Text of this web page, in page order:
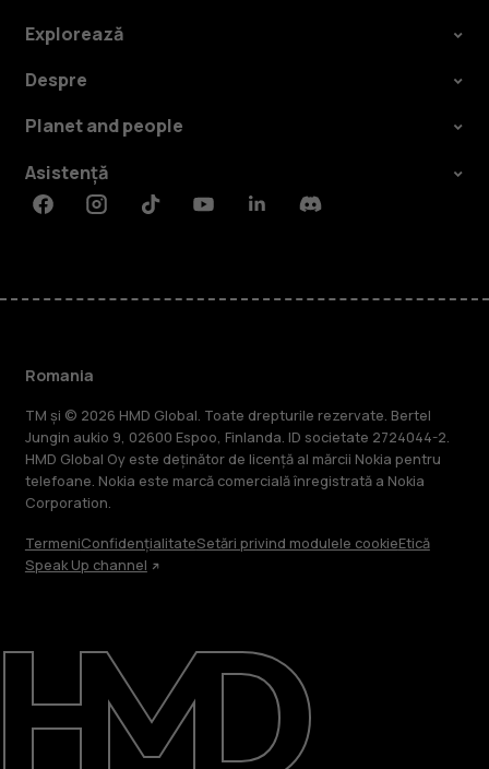
Despre
Repară, reutilizează, reciclează
Asistență
Explorează
Despre
Planet and people
Asistență
FacebookInstagramTiktokYoutubeLinkedinDiscord
Romania
TM și © 2026 HMD Global. Toate drepturile rezervate. Bertel
Jungin aukio 9, 02600 Espoo, Finlanda. ID societate 2724044-2.
HMD Global Oy este deținător de licență al mărcii Nokia pentru
telefoane. Nokia este marcă comercială înregistrată a Nokia
Corporation.
TermeniConfidențialitateSetări privind modulele cookieEtică
Speak Up channel